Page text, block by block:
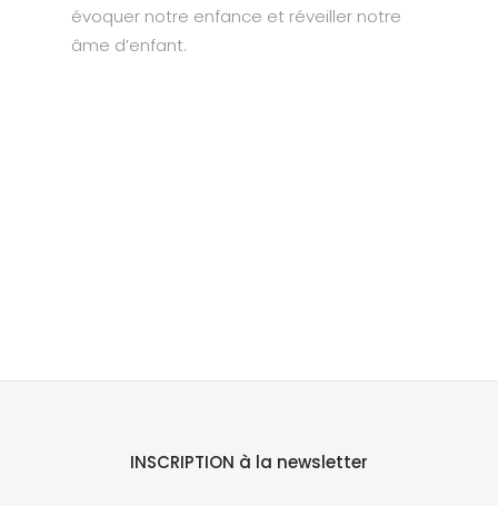
évoquer notre enfance et réveiller notre
âme d’enfant.
INSCRIPTION à la newsletter